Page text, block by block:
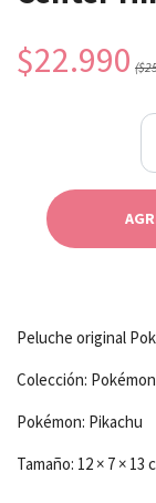
$22.990
Peluche original
Colección:
Pokémon: Pikachu
Tamaño: 12 × 7 × 13